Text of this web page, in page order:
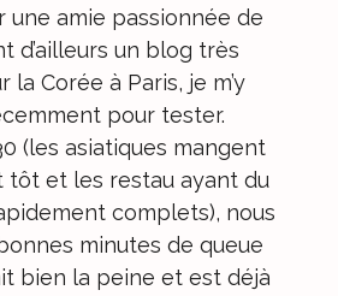
une amie passionnée de
d’ailleurs un blog très
la Corée à Paris, je m’y
pour tester.
(les asiatiques mangent
tôt et les restau ayant du
complets), nous
minutes de queue
bien la peine et est déjà